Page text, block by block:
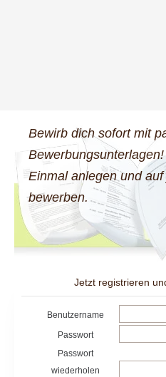
Bewirb dich sofort mit
Bewerbungsunterlagen!
Einmal anlegen und
bewerben.
Jetzt registrieren
Benutzername
Passwort
Passwort
wiederholen